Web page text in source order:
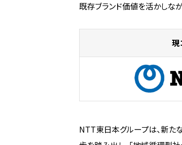
既存ブランド価値を活かしな
現
NTT東日本グループは、新た